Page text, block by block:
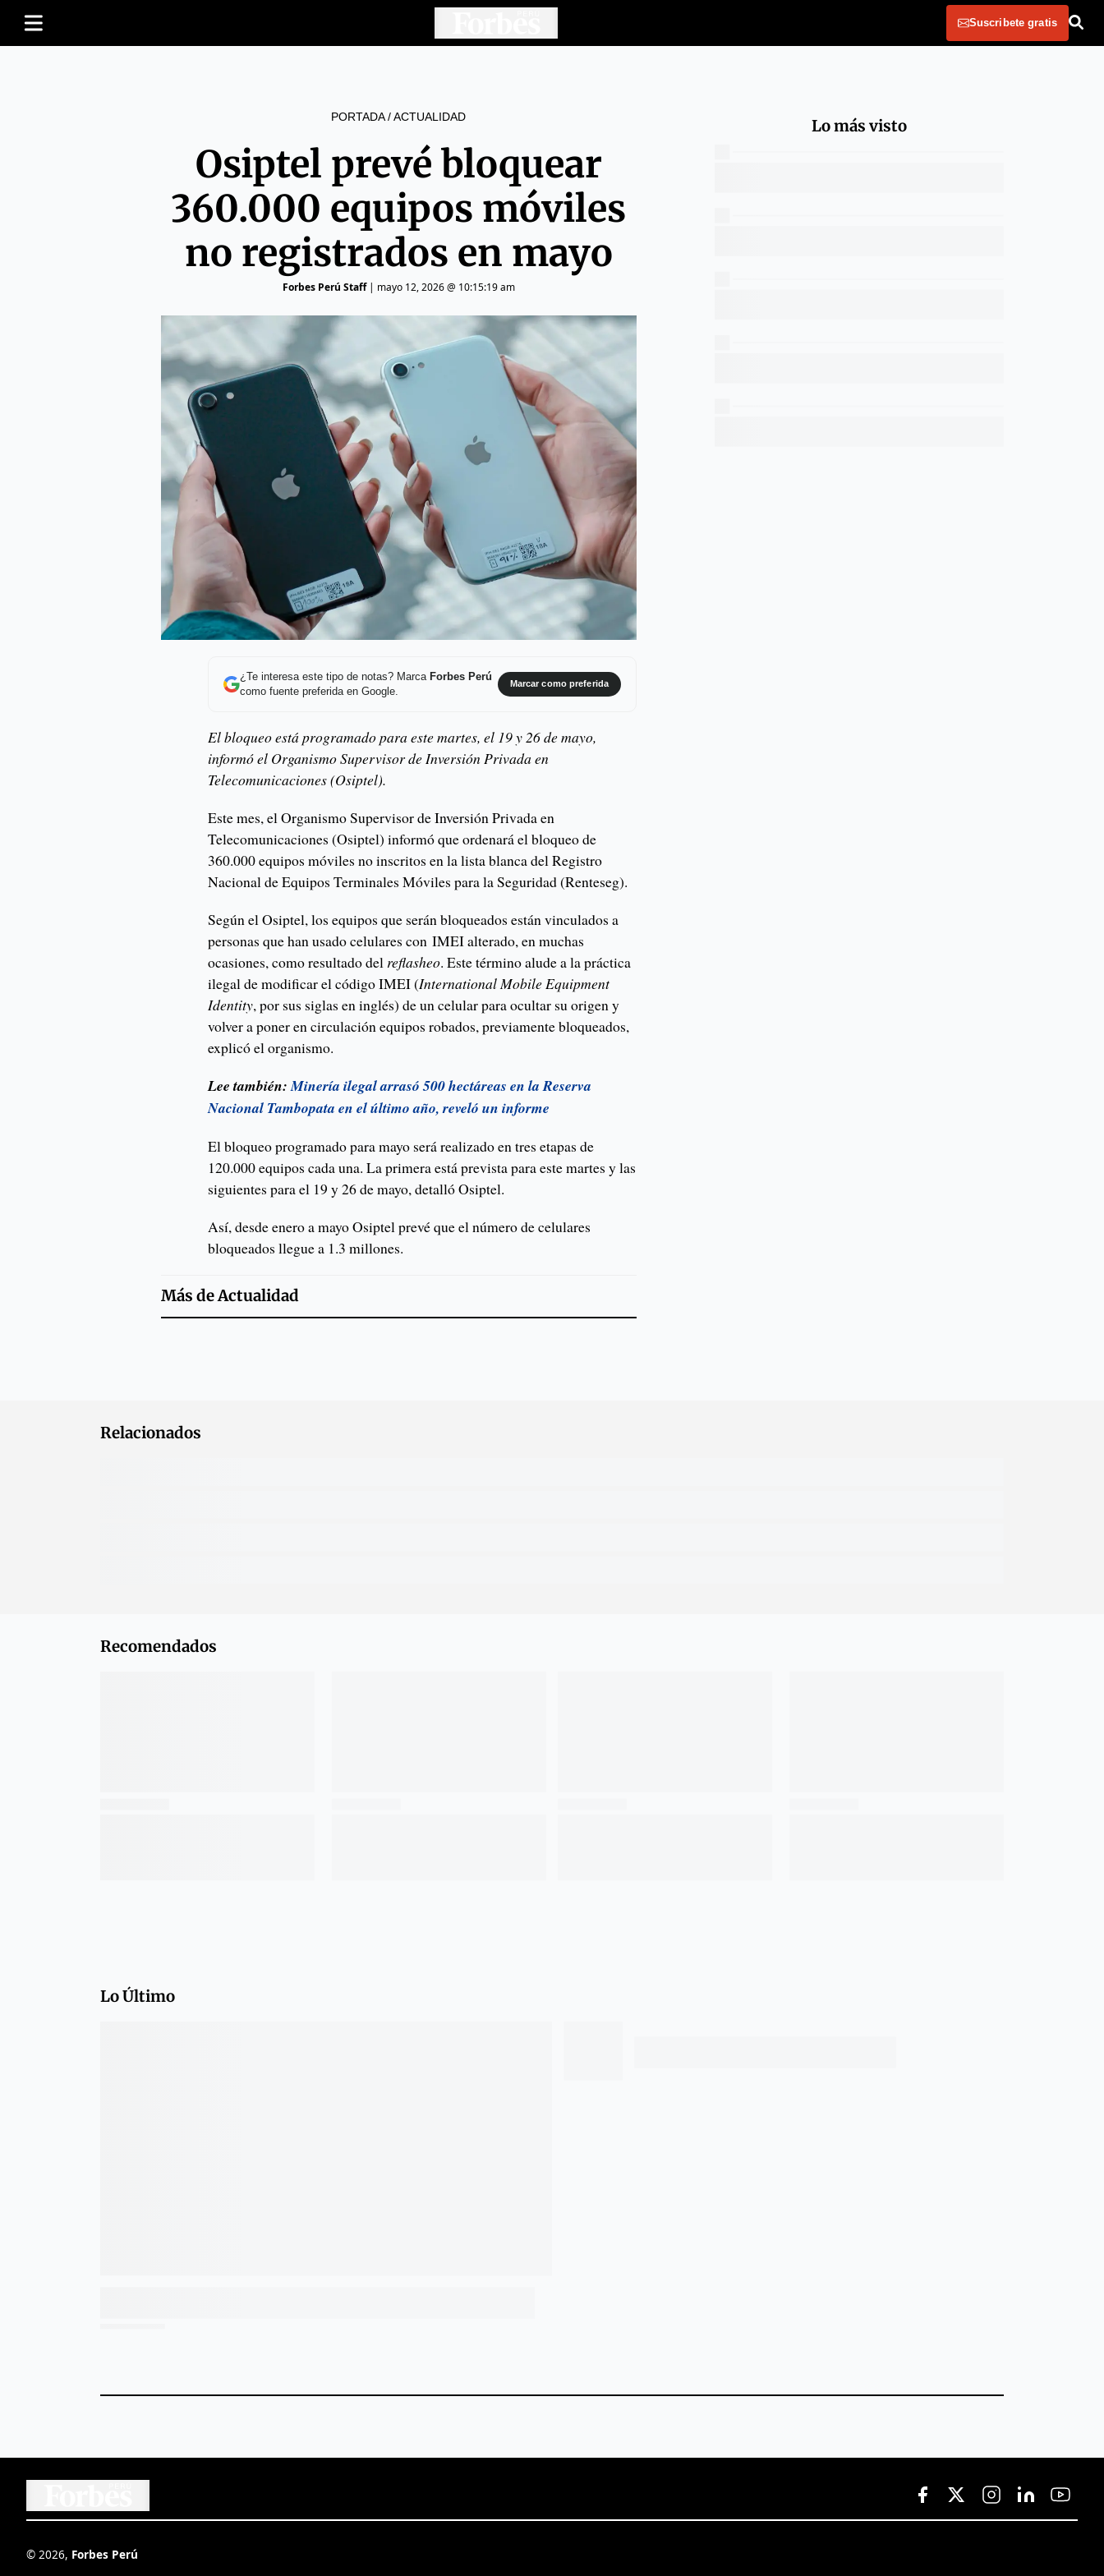
Suscribete gratis
PORTADA/ACTUALIDAD
Osiptel prevé bloquear
360.000 equipos móviles
no registrados en mayo
Forbes Perú Staff| mayo 12, 2026 @ 10:15:19 am
¿Te interesa este tipo de notas? Marca Forbes Perú
como fuente preferida en Google.
Marcar como preferida
El bloqueo está programado para este martes, el 19 y 26 de mayo,
informó el Organismo Supervisor de Inversión Privada en
Telecomunicaciones (Osiptel).
Este mes, el Organismo Supervisor de Inversión Privada en
Telecomunicaciones (Osiptel) informó que ordenará el bloqueo de
360.000 equipos móviles no inscritos en la lista blanca del Registro
Nacional de Equipos Terminales Móviles para la Seguridad (Renteseg).
Según el Osiptel, los equipos que serán bloqueados están vinculados a
personas que han usado celulares con IMEI alterado, en muchas
ocasiones, como resultado del reflasheo. Este término alude a la práctica
ilegal de modificar el código IMEI (International Mobile Equipment
Identity, por sus siglas en inglés) de un celular para ocultar su origen y
volver a poner en circulación equipos robados, previamente bloqueados,
explicó el organismo.
Lee también:Minería ilegal arrasó 500 hectáreas en la Reserva
Nacional Tambopata en el último año, reveló un informe
El bloqueo programado para mayo será realizado en tres etapas de
120.000 equipos cada una. La primera está prevista para este martes y las
siguientes para el 19 y 26 de mayo, detalló Osiptel.
Así, desde enero a mayo Osiptel prevé que el número de celulares
bloqueados llegue a 1.3 millones.
Más deActualidad
Lo más visto
Relacionados
Recomendados
Lo Último
© 2026, Forbes Perú